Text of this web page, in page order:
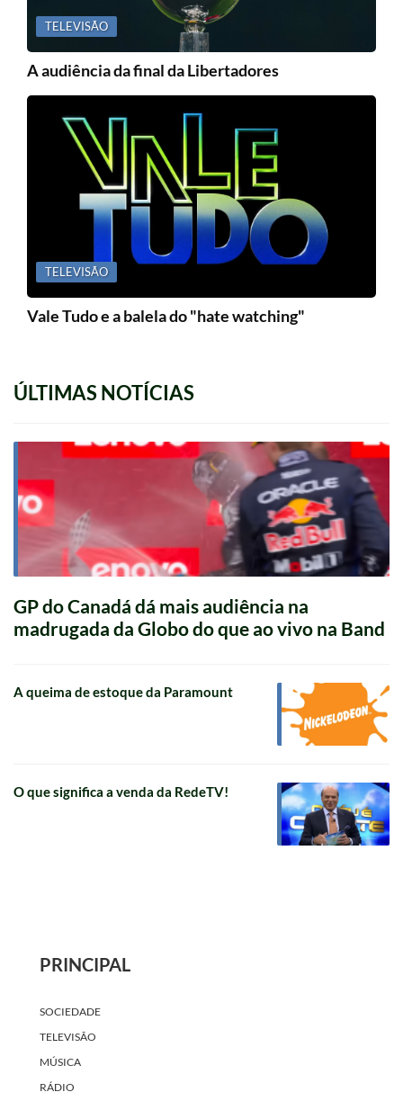
TELEVISÃO
A audiência da final da Libertadores
TELEVISÃO
Vale Tudo e a balela do "hate watching"
ÚLTIMAS NOTÍCIAS
GP do Canadá dá mais audiência na
madrugada da Globo do que ao vivo na Band
A queima de estoque da Paramount
O que significa a venda da RedeTV!
PRINCIPAL
SOCIEDADE
TELEVISÃO
MÚSICA
RÁDIO